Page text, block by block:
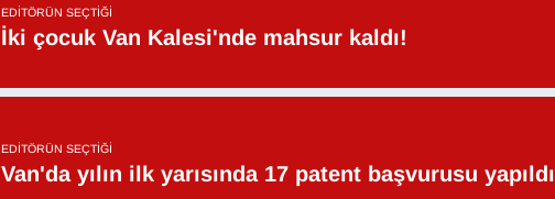
EDITÖRÜN SEÇTIĞI
İki çocuk Van Kalesi'nde mahsur kaldı!
EDITÖRÜN SEÇTIĞI
Van'da yılın ilk yarısında 17 patent başvurusu yapıldı